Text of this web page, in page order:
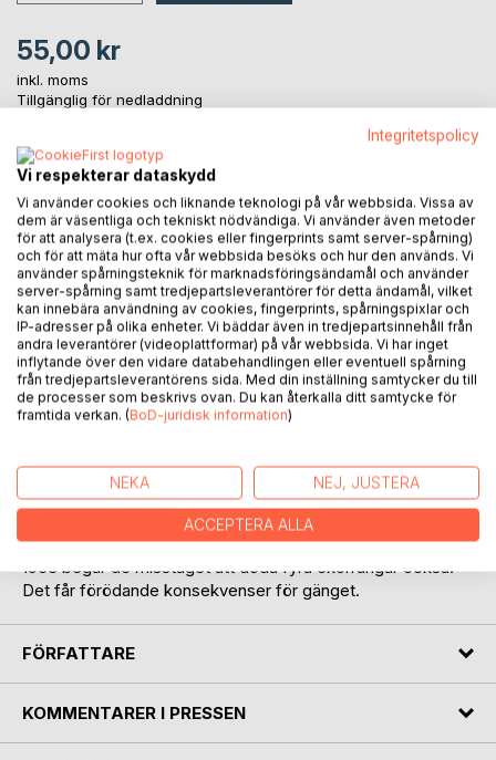
55,00 kr
inkl. moms
Tillgänglig för nedladdning
LÄGG I KUNDVAGNEN
Lägg till i kom-ihåglista
Recensera titel
Boken Grodornas fiende handlar om ett gäng pojkar i
förorten Sjöbo i norra Borås som plågar grodor till döds
som lever i en damm vid Doktor Söderbergs äng. Våren
1963 begår de misstaget att döda fyra ekorrungar också.
Det får förödande konsekvenser för gänget.
FÖRFATTARE
KOMMENTARER I PRESSEN
Integritetspolicy
Vi respekterar dataskydd
Vi använder cookies och liknande teknologi på vår webbsida. Vissa av
dem är väsentliga och tekniskt nödvändiga. Vi använder även metoder
för att analysera (t.ex. cookies eller fingerprints samt server-spårning)
och för att mäta hur ofta vår webbsida besöks och hur den används. Vi
använder spårningsteknik för marknadsföringsändamål och använder
server-spårning samt tredjepartsleverantörer för detta ändamål, vilket
kan innebära användning av cookies, fingerprints, spårningspixlar och
IP-adresser på olika enheter. Vi bäddar även in tredjepartsinnehåll från
andra leverantörer (videoplattformar) på vår webbsida. Vi har inget
inflytande över den vidare databehandlingen eller eventuell spårning
från tredjepartsleverantörens sida. Med din inställning samtycker du till
de processer som beskrivs ovan. Du kan återkalla ditt samtycke för
framtida verkan. (BoD-juridisk information)
NEKA NEJ, JUSTERA
ACCEPTERA ALLA